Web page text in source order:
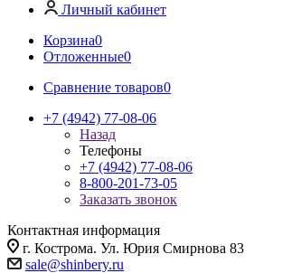
Личный кабинет
Корзина0
Отложенные0
Сравнение товаров0
+7 (4942) 77-08-06
Назад
Телефоны
+7 (4942) 77-08-06
8-800-201-73-05
Заказать звонок
Контактная информация
г. Кострома. Ул. Юрия Смирнова 83
sale@shinbery.ru